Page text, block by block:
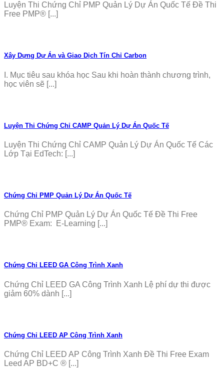
Luyện Thi Chứng Chỉ PMP Quản Lý Dự Án Quốc Tế Đề Thi
Free PMP® [...]
Xây Dựng Dự Án và Giao Dịch Tín Chỉ Carbon
I. Mục tiêu sau khóa học Sau khi hoàn thành chương trình,
học viên sẽ [...]
Luyện Thi Chứng Chỉ CAMP Quản Lý Dự Án Quốc Tế
Luyện Thi Chứng Chỉ CAMP Quản Lý Dự Án Quốc Tế Các
Lớp Tại EdTech: [...]
Chứng Chỉ PMP Quản Lý Dự Án Quốc Tế
Chứng Chỉ PMP Quản Lý Dự Án Quốc Tế Đề Thi Free
PMP® Exam: E-Learning [...]
Chứng Chỉ LEED GA Công Trình Xanh
Chứng Chỉ LEED GA Công Trình Xanh Lệ phí dự thi được
giảm 60% dành [...]
Chứng Chỉ LEED AP Công Trình Xanh
Chứng Chỉ LEED AP Công Trình Xanh Đề Thi Free Exam
Leed AP BD+C ® [...]